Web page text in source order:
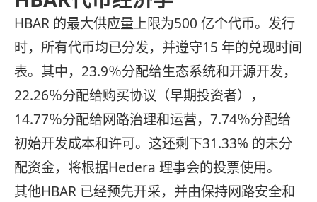
HBAR 的最大供应量上限为500 亿个代币。发行
时，所有代币均已分发，并遵守15 年的兑现时间
表。其中，23.9％分配给生态系统和开源开发，
22.26％分配给购买协议（早期投资者），
14.77％分配给网路治理和运营，7.74％分配给
初始开发成本和许可。这还剩下31.33% 的未分
配资金，将根据Hedera 理事会的投票使用。
其他HBAR 已经预先开采，并由保持网路安全和